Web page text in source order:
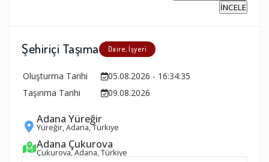
İNCELE
Şehiriçi Taşıma Daire, İşyeri
Oluşturma Tarihi
05.08.2026 - 16:34:35
Taşınma Tarihi
09.08.2026
Adana Yüreğir
Yüreğir, Adana, Türkiye
Adana Çukurova
Çukurova, Adana, Türkiye